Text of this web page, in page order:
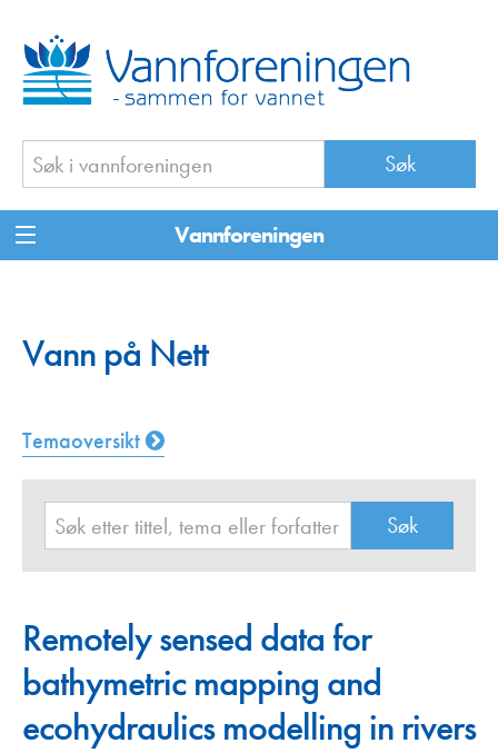
Vannforeningen
Vann på Nett
Temaoversikt
Remotely sensed data for
bathymetric mapping and
ecohydraulics modelling in rivers